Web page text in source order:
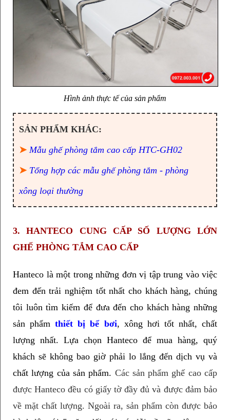
Hình ảnh thực tế của sản phẩm
SẢN PHẨM KHÁC:
➤ Mẫu ghế phòng tắm cao cấp HTC-GH02
➤ Tổng hợp các mẫu ghế phòng tắm - phòng
xông loại thường
3. HANTECO CUNG CẤP SỐ LƯỢNG LỚN
GHẾ PHÒNG TẮM CAO CẤP
Hanteco là một trong những đơn vị tập trung vào việc
đem đến trải nghiệm tốt nhất cho khách hàng, chúng
tôi luôn tìm kiếm để đưa đến cho khách hàng những
sản phẩm thiết bị bể bơi, xông hơi tốt nhất, chất
lượng nhất. Lựa chọn Hanteco để mua hàng, quý
khách sẽ không bao giờ phải lo lắng đến dịch vụ và
chất lượng của sản phẩm. Các sản phẩm ghế cao cấp
được Hanteco đều có giấy tờ đầy đủ và được đảm bảo
về mặt chất lượng. Ngoài ra, sản phẩm còn được bảo